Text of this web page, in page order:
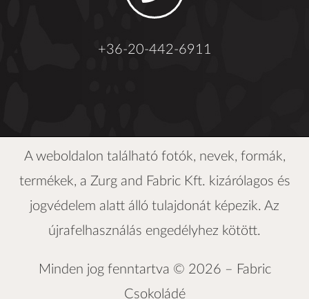
+36-20-442-6911
A weboldalon található fotók, nevek, formák,
termékek, a Zurg and Fabric Kft. kizárólagos és
jogvédelem alatt álló tulajdonát képezik. Az
újrafelhasználás engedélyhez kötött.
Minden jog fenntartva © 2026 – Fabric
Csokoládé